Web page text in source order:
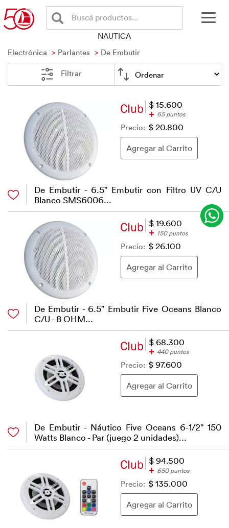
Buscá productos...
NAUTICA
Electrónica
Parlantes De Embutir
Filtrar
$ 15.600
+ 65 puntos
Precio: $ 20.800
De Embutir - 6.5" Embutir con Filtro UV C/U
Blanco SMS6006...
$ 19.600
+ 150 puntos
Precio: $ 26.100
De Embutir - 6.5" Embutir Five Oceans Blanco
C/U - 8 OHM...
$ 68.300
+ 440 puntos
Precio: $ 97.600
De Embutir - Náutico Five Oceans 6-1/2" 150
Watts Blanco - Par (juego 2 unidades)...
$ 94.500
+ 650 puntos
Precio: $ 135.000